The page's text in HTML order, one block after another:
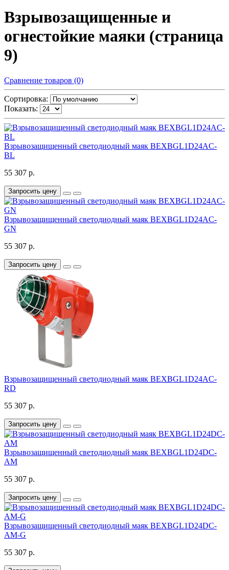
Взрывозащищенные и
огнестойкие маяки (страница
9)
Сравнение товаров (0)
Сортировка:
Показать:
Взрывозащищенный светодиодный маяк BEXBGL1D24AC-
BL
55 307 р.
Запросить цену
Взрывозащищенный светодиодный маяк BEXBGL1D24AC-
GN
55 307 р.
Запросить цену
Взрывозащищенный светодиодный маяк BEXBGL1D24AC-
RD
55 307 р.
Запросить цену
Взрывозащищенный светодиодный маяк BEXBGL1D24DC-
AM
55 307 р.
Запросить цену
Взрывозащищенный светодиодный маяк BEXBGL1D24DC-
AM-G
55 307 р.